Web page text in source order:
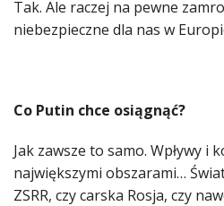
Tak. Ale raczej na pewne
niebezpieczne dla nas w
Co Putin chce osiągnąć?
Jak zawsze to samo. Wpływy i
największymi obszarami…
ZSRR, czy carska Rosja, czy